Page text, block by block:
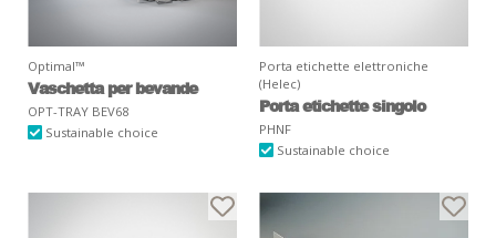
Optimal™
Vaschetta per bevande
OPT-TRAY BEV68
Sustainable choice
Porta etichette elettroniche
(Helec)
Porta etichette singolo
PHNF
Sustainable choice